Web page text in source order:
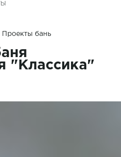
Проекты бань
"Классика"